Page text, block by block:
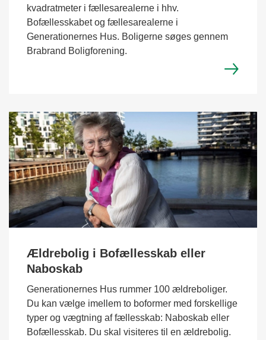
kvadratmeter i fællesarealerne i hhv.
Bofællesskabet og fællesarealerne i
Generationernes Hus. Boligerne søges gennem
Brabrand Boligforening.
Ældrebolig i Bofællesskab eller
Naboskab
Generationernes Hus rummer 100 ældreboliger.
Du kan vælge imellem to boformer med forskellige
typer og vægtning af fællesskab: Naboskab eller
Bofællesskab. Du skal visiteres til en ældrebolig.